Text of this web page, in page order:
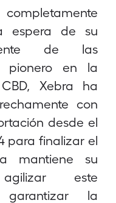
espera de su
de las
pionero en la
Xebra ha
con
desde el
para finalizar el
mantiene su
este
garantizar la